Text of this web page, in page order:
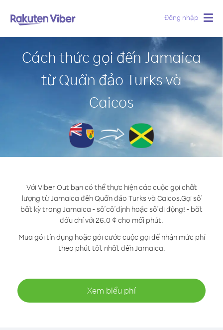
Đăng nhập
Cách thức gọi đến Jamaica
từ Quần đảo Turks và
Caicos
Với Viber Out bạn có thể thực hiện các cuộc gọi chất
lượng từ Jamaica đến Quần đảo Turks và Caicos.Gọi số
bất kỳ trong Jamaica - số cố định hoặc số di động! - bắt
đầu chỉ với 26.0 ¢ cho mỗi phút.
Mua gói tín dụng hoặc gói cước cuộc gọi để nhận mức phí
theo phút tốt nhất đến Jamaica.
Xem biểu phí